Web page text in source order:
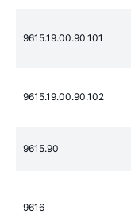
9615.19.00.90.101
9615.19.00.90.102
9615.90
9616